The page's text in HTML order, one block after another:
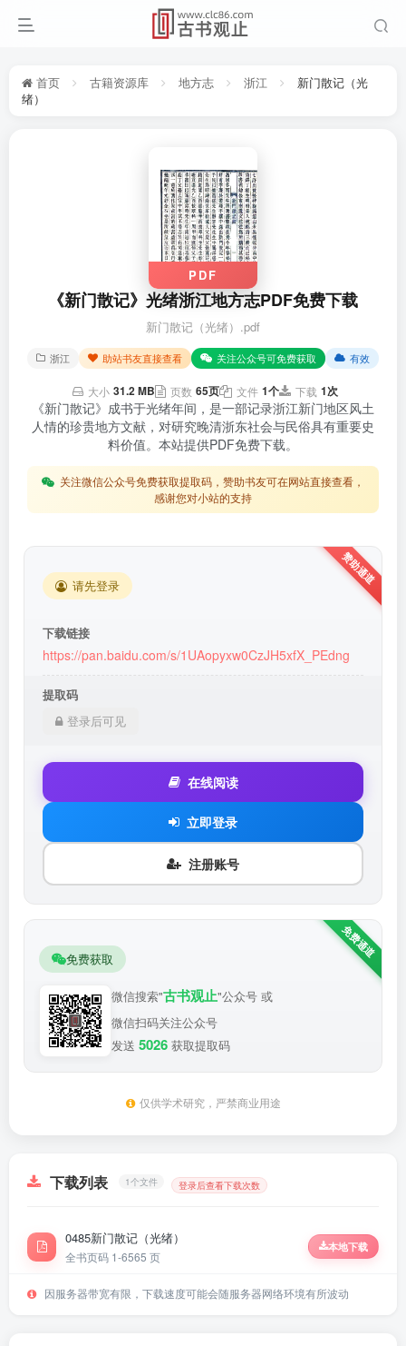
首页 古籍资源库 地方志 浙江
新门散记（光
绪）
PDF
《新门散记》光绪浙江地方志PDF免费下载
新门散记（光绪）.pdf
浙江 助站书友直接查看 关注公众号可免费获取 有效
大小 31.2 MB 页数 65页 文件 1个 下载 1次
《新门散记》成书于光绪年间，是一部记录浙江新门地区风土
人情的珍贵地方文献，对研究晚清浙东社会与民俗具有重要史
料价值。本站提供PDF免费下载。
关注微信公众号免费获取提取码，赞助书友可在网站直接查看，
感谢您对小站的支持
请先登录
下载链接
https://pan.baidu.com/s/1UAopyxw0CzJH5xfX_PEdng
提取码
登录后可见
在线阅读
立即登录
注册账号
免费获取
微信搜索"古书观止"公众号 或
微信扫码关注公众号
发送 5026 获取提取码
仅供学术研究，严禁商业用途
下载列表 1个文件 登录后查看下载次数
0485新门散记（光绪）
全书页码 1-6565 页
本地下载
因服务器带宽有限，下载速度可能会随服务器网络环境有所波动